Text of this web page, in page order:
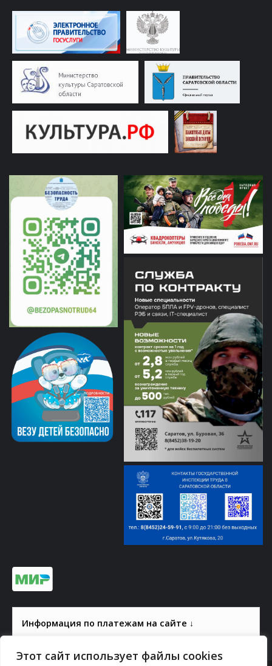
Этот сайт использует файлы cookies
Информация по платежам на сайте ↓